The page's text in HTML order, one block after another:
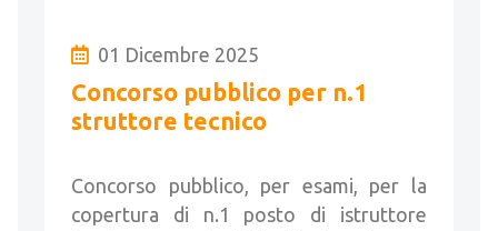
01 Dicembre 2025
Concorso pubblico per n.1
struttore tecnico
Concorso pubblico, per esami, per la
copertura di n.1 posto di istruttore